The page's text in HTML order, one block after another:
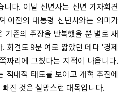
니다. 이날 신년사는 신년 기자회견
이전의 대통령 신년사와는 의미가
기존의 주장을 반복했을 뿐 별로 새
회견도 9분 여로 짧았던 데다 '경제
짜리에 그쳤다는 지적이 나옵니다.
적대적 태도를 보이고 개혁 추진에
진 것은 실망스런 대목입니다.